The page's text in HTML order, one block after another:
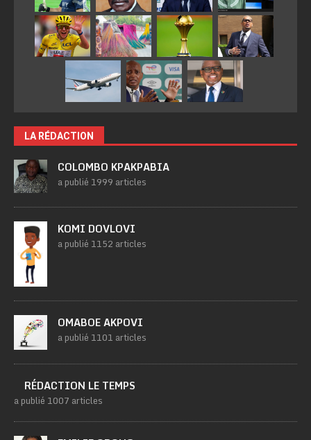
LA RÉDACTION
COLOMBO KPAKPABIA
a publié 1999 articles
KOMI DOVLOVI
a publié 1152 articles
OMABOE AKPOVI
a publié 1101 articles
RÉDACTION LE TEMPS
a publié 1007 articles